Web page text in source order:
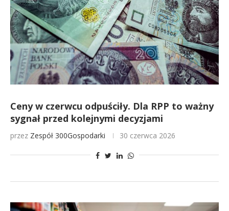
Ceny w czerwcu odpuściły. Dla RPP to ważny
sygnał przed kolejnymi decyzjami
przez Zespół 300Gospodarki 30 czerwca 2026